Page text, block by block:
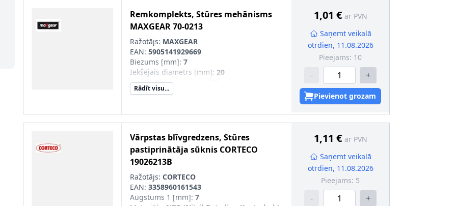
Remkomplekts, Stūres mehānisms
MAXGEAR70-0213
Ražotājs: MAXGEAR
EAN: 5905141929669
Biezums [mm]: 7
Iekšējais diametrs [mm]: 20
Ārējais diametrs [mm]
Rādīt visu...
1,01 € ar PVN
Saņemt veikalā
otrdien, 11.08.2026
Pieejams: 10
- +
Pievienot grozam
Vārpstas blīvgredzens, Stūres
pastiprinātāja sūknis CORTECO
19026213B
Ražotājs: CORTECO
EAN: 3358960161543
Augstums 1 [mm]: 7
1,11 € ar PVN
Saņemt veikalā
otrdien, 11.08.2026
Pieejams: 5
- +